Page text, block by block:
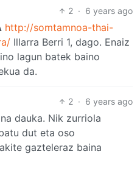
2 · 6 years ago
http://somtamnoa-thai-
Illarra Berri 1, dago. Enaiz
lagun batek baino
da.
2 · 6 years ago
dauka. Nik zurriola
dut eta oso
gazteleraz baina